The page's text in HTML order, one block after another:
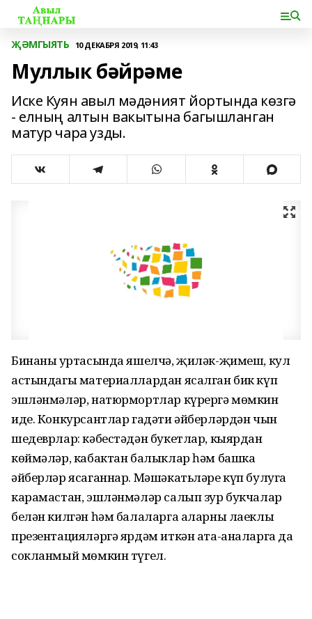
ҖӘМГЫЯТЬ 10 ДЕКАБРЯ 2019, 11:43
Муллык бәйрәме
Иске Куян авыл мәдәният йортында көзгә
- елның алтын вакытына багышланган
матур чара узды.
Бинаның уртасында яшелчә, җиләк-җимеш, кул
астындагы материаллардан ясалган бик күп
эшләнмәләр, натюрмортлар күрергә мөмкин
иде. Конкурсантлар гадәти әйберләрдән чын
шедеврлар: кәбестәдән букетлар, кыярдан
көймәләр, кабактан балыклар һәм башка
әйберләр ясаганнар. Мәшәкатьләре күп булуга
карамастан, эшләнмәләр салып зур букчалар
белән килгән һәм балаларга аларны лаеклы
презентацияләргә ярдәм иткән ата-аналарга да
сокланмый мөмкин түгел.